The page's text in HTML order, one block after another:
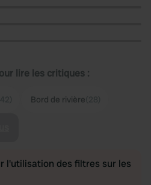
lire les critiques :
Bord de rivière
l'utilisation des filtres sur les